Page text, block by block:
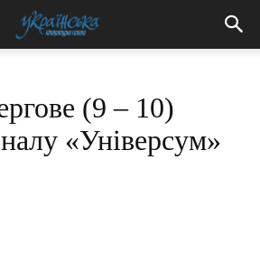
(9 – 10)
«Універсум»